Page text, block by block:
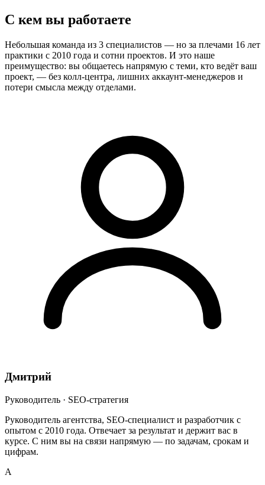
С кем вы работаете
Небольшая команда из 3 специалистов — но за плечами 16 лет
практики с 2010 года и сотни проектов. И это наше
преимущество: вы общаетесь напрямую с теми, кто ведёт ваш
проект, — без колл-центра, лишних аккаунт-менеджеров и
потери смысла между отделами.
Дмитрий
Руководитель · SEO-стратегия
Руководитель агентства, SEO-специалист и разработчик с
опытом с 2010 года. Отвечает за результат и держит вас в
курсе. С ним вы на связи напрямую — по задачам, срокам и
цифрам.
А